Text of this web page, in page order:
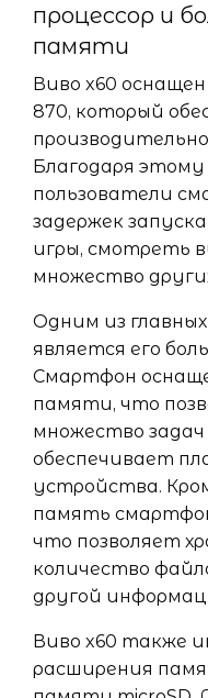
процессор и
памяти
Виво x60
870, который
Благодаря этому
пользователи
задержек
игры, смотреть
множество
Одним из
является его
Смартфон
памяти, что
множество
обеспечивает
устройства.
память
что позволяет
количество
другой
Виво x60 также
расширения